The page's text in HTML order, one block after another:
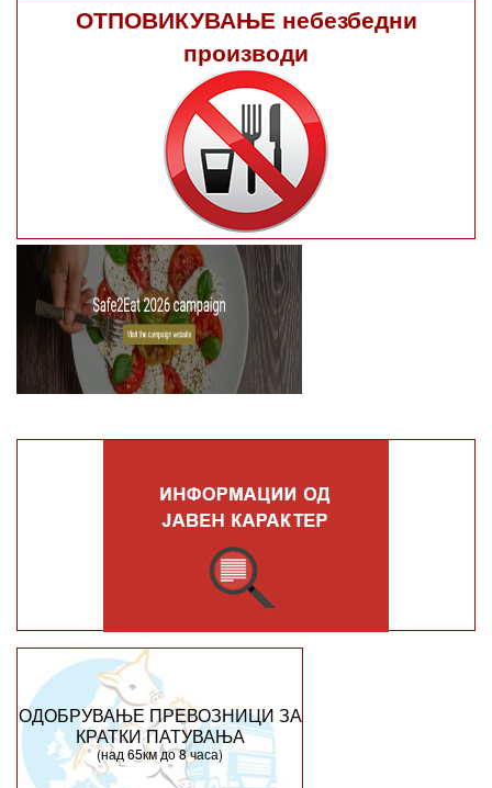
ОТПОВИКУВАЊЕ небезбедни
производи
ОДОБРУВАЊЕ ПРЕВОЗНИЦИ ЗА
КРАТКИ ПАТУВАЊА
(над 65км до 8 часа)